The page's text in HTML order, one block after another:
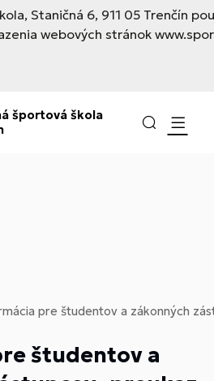
Staničná 6, 911 05 Trenčín
webových stránok
športová škola
pre študentov a zákonných
študentov a